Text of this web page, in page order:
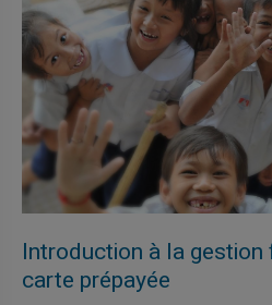
Introduction à la gestion
carte prépayée